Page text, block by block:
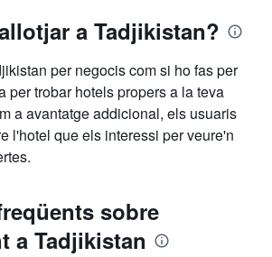
a Tadjikistan?
per negocis com si ho fas per
per trobar hotels propers a la teva
a avantatge addicional, els usuaris
l'hotel que els interessi per veure'n
sobre
a Tadjikistan